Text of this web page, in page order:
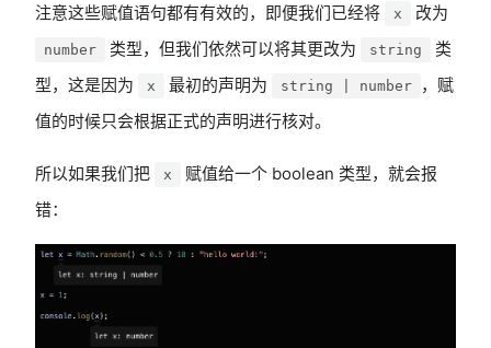
注意这些赋值语句都有有效的，即便我们已经将 x 改为
number 类型，但我们依然可以将其更改为 string
类
型，这是因为
x 最初的声明为 string | number
，赋
值的时候只会根据正式的声明进行核对。
所以如果我们把 x
赋值给一个 boolean 类型，就会报
错：